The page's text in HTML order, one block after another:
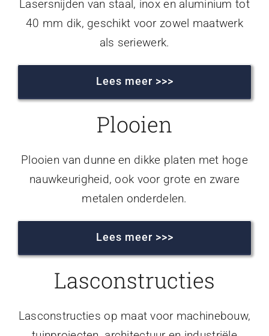
Lasersnijden van staal, inox en aluminium tot
40 mm dik, geschikt voor zowel maatwerk
als seriewerk.
Lees meer >>>
Plooien
Plooien van dunne en dikke platen met hoge
nauwkeurigheid, ook voor grote en zware
metalen onderdelen.
Lees meer >>>
Lasconstructies
Lasconstructies op maat voor machinebouw,